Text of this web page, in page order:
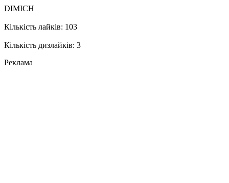
DIMICH
Кількість лайків: 103
Кількість дизлайків: 3
Реклама